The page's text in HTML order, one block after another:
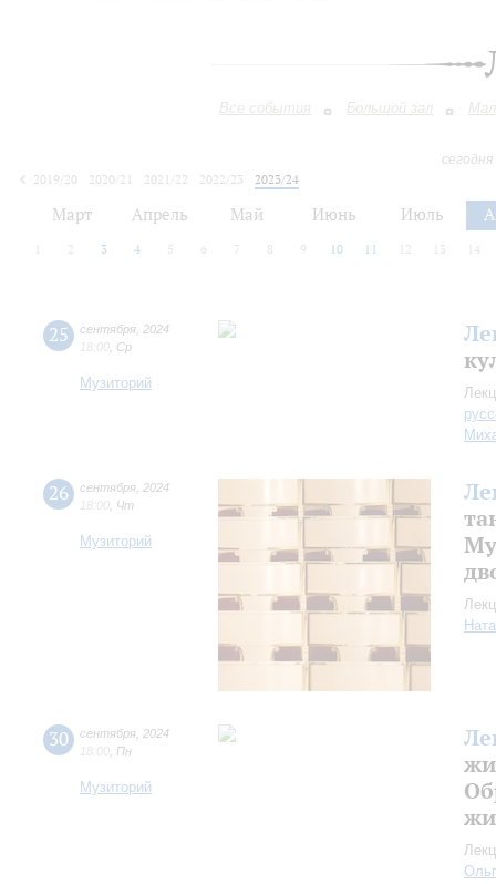
Все события Большой зал
2019/20
2020/21 2021/22 2022/23
2023/24
Март Апрель Май Июнь Июль
2 3 4 5 6 7 8 9 10 11 12 13 14
25 сентября 2024
18:00 Ср
Музиторий
26 сентября 2024
18:00 Чт
Музиторий
30 сентября 2024
18:00 Пн
Музиторий